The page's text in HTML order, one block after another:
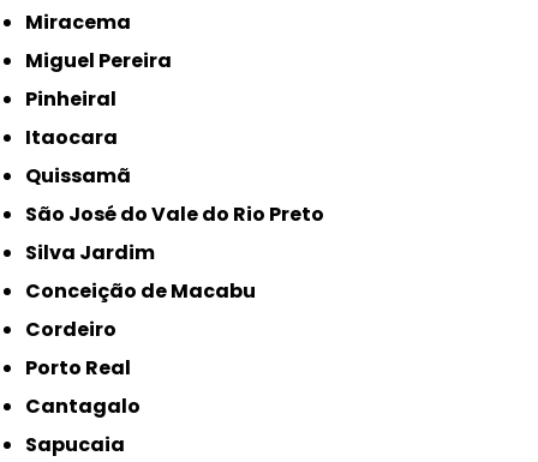
Miracema
Miguel Pereira
Pinheiral
Itaocara
Quissamã
São José do Vale do Rio Preto
Silva Jardim
Conceição de Macabu
Cordeiro
Porto Real
Cantagalo
Sapucaia